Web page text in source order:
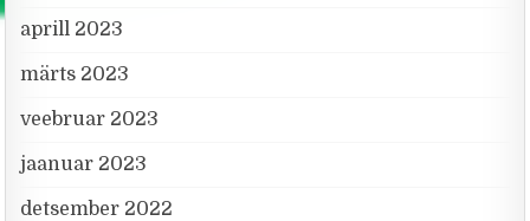
aprill 2023
märts 2023
veebruar 2023
jaanuar 2023
detsember 2022